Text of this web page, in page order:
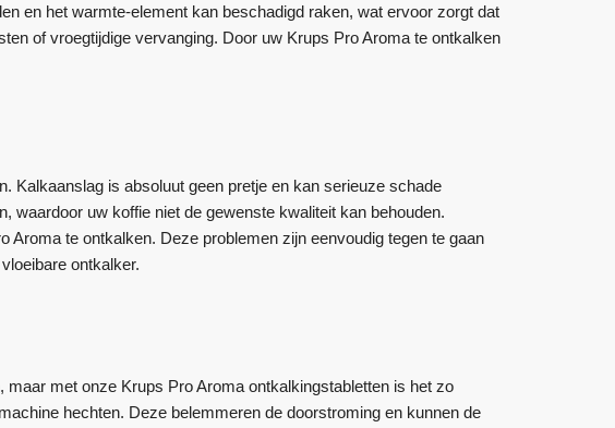
en het warmte-element kan beschadigd raken, wat ervoor zorgt dat
of vroegtijdige vervanging. Door uw Krups Pro Aroma te ontkalken
Kalkaanslag is absoluut geen pretje en kan serieuze schade
waardoor uw koffie niet de gewenste kwaliteit kan behouden.
te ontkalken. Deze problemen zijn eenvoudig tegen te gaan
ontkalker.
met onze Krups Pro Aroma ontkalkingstabletten is het zo
hechten. Deze belemmeren de doorstroming en kunnen de